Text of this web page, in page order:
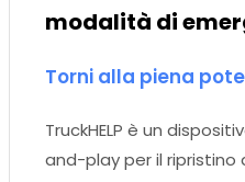
modalità di
Torni alla piena
TruckHELP è un
and-play per il ripristino